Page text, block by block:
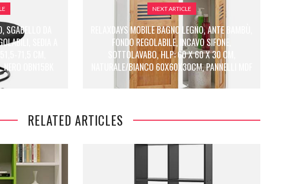
SGABELLO DA
SEDIA A
71,5 CM,
OBN15BK
NEXT ARTICLE
RELAXDAYS MOBILE BAGNO LEGNO, ANTE BAMBÙ,
FONDO REGOLABILE, INCAVO SIFONE,
SOTTOLAVABO, HLP: 60 X 60 X 30 CM,
NATURALE/BIANCO 60X60X30CM, PANNELLI MDF
RELATED ARTICLES